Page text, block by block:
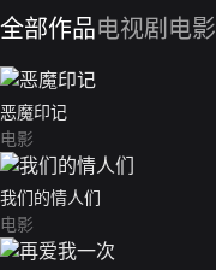
全部作品电视剧 电影
恶魔印记
电影
我们的情人们
电影